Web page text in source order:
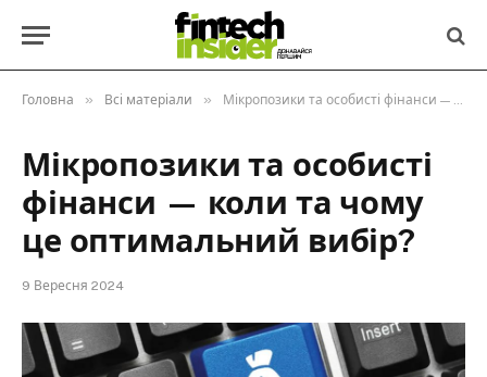
Головна » Всі матеріали » Мікропозики та особисті фінанси — коли та чому це оптимальний вибір?
Мікропозики та особисті
фінанси — коли та чому
це оптимальний вибір?
9 Вересня 2024